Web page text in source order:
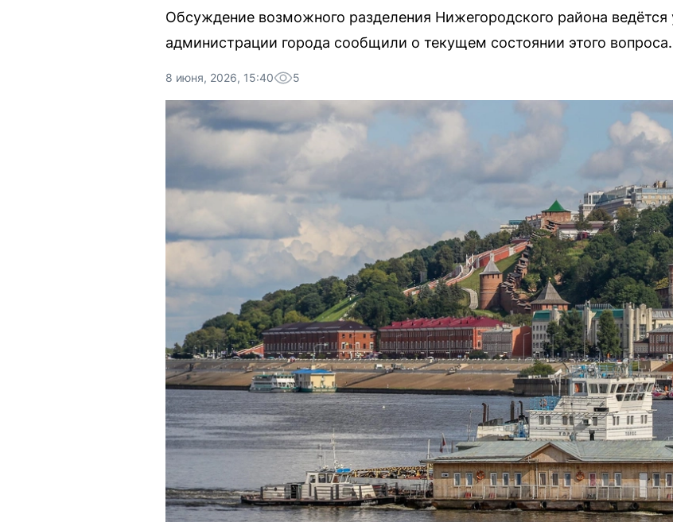
Обсуждение возможного разделения Нижегородского района ведётся
администрации города сообщили о текущем состоянии этого вопроса.
8 июня, 2026, 15:40 5